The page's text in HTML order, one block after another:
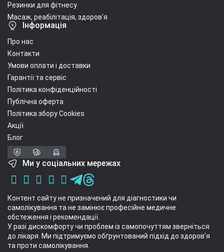
Резинки для фітнесу
Масаж, реабілітація, здоров'я
Інформація
Про нас
Контакти
Умови оплати і доставки
Гарантії та сервіс
Політика конфіденційності
Публічна оферта
Політика збору Cookies
Акції
Блог
Ми у соціальних мережах
Контент сайту не призначений для діагностики чи
самолікування та не замінює професійне медичне
обстеження і рекомендації.
У разі дискомфорту чи проблем із самопочуттям зверніться
до лікаря. Ми підтримуємо обґрунтований підхід до здоров’я
та проти самолікування.